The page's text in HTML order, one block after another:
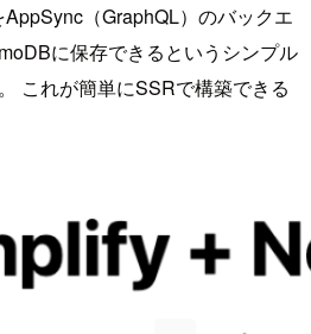
（GraphQL）のバックエ
に保存できるというシンプル
これが簡単にSSRで構築できる